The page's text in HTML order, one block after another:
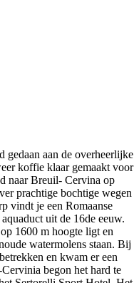
gedaan aan de overheerlijke
koffie klaar gemaakt voor
naar Breuil- Cervina op
prachtige bochtige wegen
vindt je een Romaanse
uit de 16de eeuw.
1600 m hoogte ligt en
watermolens staan. Bij
en kwam er een
begon het hard te